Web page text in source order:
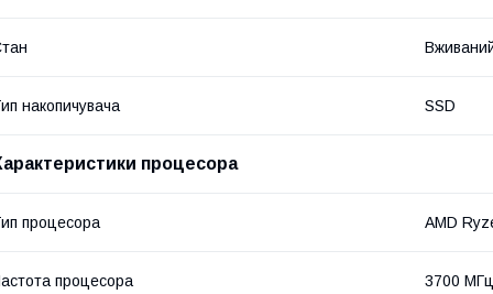
накопичувача SSD
процесора
процесора AMD
процесора 3700 МГц